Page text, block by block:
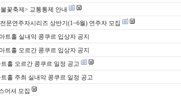
꽃축제> 교통통제 안내
문연주자시리즈 상반기(1~6월) 연주자 모집
트홀 실내악 콩쿠르 입상자 공지
트홀 오르간 콩쿠르 입상자 공지
홀 오르간 콩쿠르 일정 공고
홀 주최 실내악 콩쿠르 일정 공고
어셔 모집